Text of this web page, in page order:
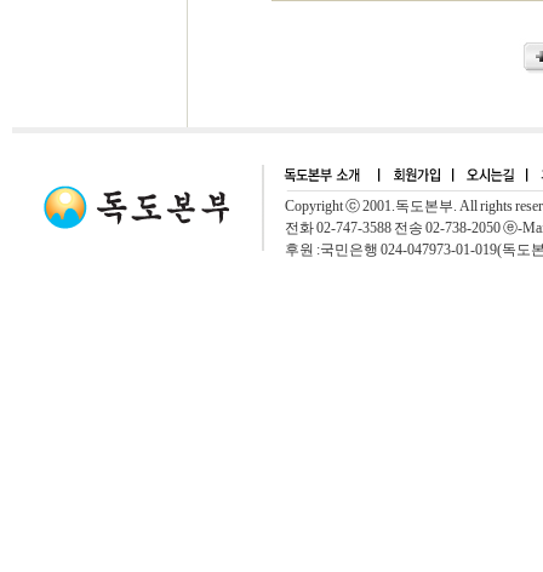
Copyright ⓒ 2001.독도본부. All rights
전화 02-747-3588 전송 02-738-2050 ⓔ-
후원 :국민은행 024-047973-01-019(독도